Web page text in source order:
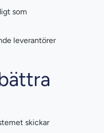
som
leverantörer
skickar